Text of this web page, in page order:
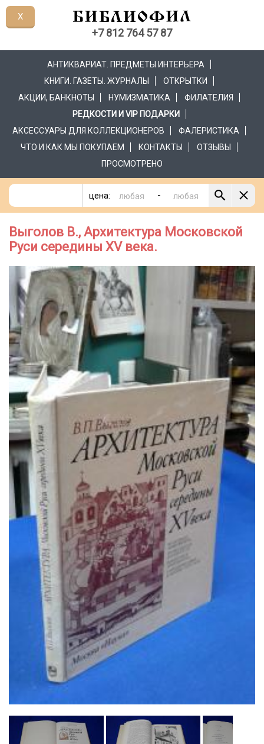
+7 812 764 57 87
АНТИКВАРИАТ. ПРЕДМЕТЫ ИНТЕРЬЕРА
КНИГИ. ГАЗЕТЫ. ЖУРНАЛЫ
ОТКРЫТКИ
АКЦИИ, БАНКНОТЫ
НУМИЗМАТИКА
ФИЛАТЕЛИЯ
РЕДКОСТИ И VIP ПОДАРКИ
АКСЕССУАРЫ ДЛЯ КОЛЛЕКЦИОНЕРОВ
ФАЛЕРИСТИКА
ЧТО И КАК МЫ ПОКУПАЕМ
КОНТАКТЫ
ОТЗЫВЫ
ПРОСМОТРЕНО
цена: -
Выголов В., Архитектура Московской
Руси середины XV века.
X